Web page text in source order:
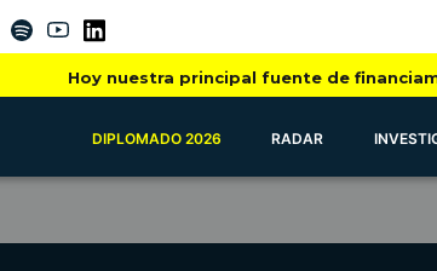
Hoy nuestra principal fuente de
DIPLOMADO 2026 RADAR